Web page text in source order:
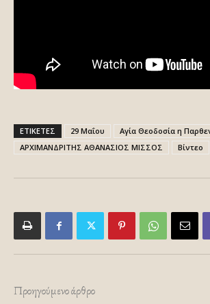
ΕΤΙΚΕΤΕΣ 29 Μαΐου
Αγία Θεοδοσία η
ΑΡΧΙΜΑΝΔΡΙΤΗΣ ΑΘΑΝΑΣΙΟΣ ΜΙΣΣΟΣ
Βίντεο
Προηγούμενο άρθρο